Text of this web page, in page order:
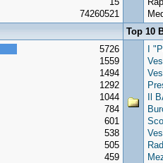
74260521
Top 10
5726
1559
1494
1292
1044
784
601
538
505
459
I
Il